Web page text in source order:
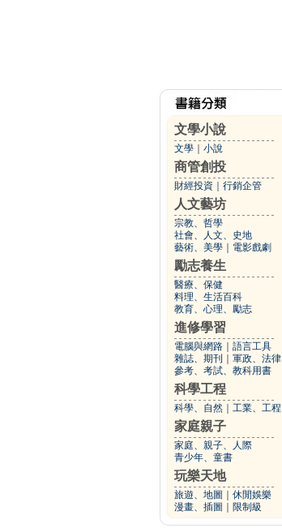
文學小說
文學 小說
商管創投
財經投資 行銷企管
人文藝坊
宗教、哲學
社會、人文、史地
藝術、美學
電影戲劇
勵志養生
醫療、保健
料理、生活百科
教育、心理、勵志
進修學習
電腦與網路
語言工具
雜誌、期刊
軍政、法律
參考、考試、教科用書
科學工程
科學、自然 工業、工程
家庭親子
家庭、親子、人際
青少年、童書
玩樂天地
旅遊、地圖
休閒娛樂
漫畫、插圖
限制級